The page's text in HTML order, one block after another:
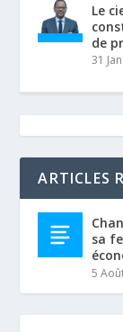
Le
de
31
ARTICLES
sa
5